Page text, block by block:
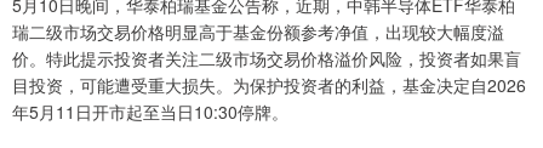
瑞二级市场交易价格明显高于基金份额参考净值，出现较大幅度溢
价。特此提示投资者关注二级市场交易价格溢价风险，投资者如果盲
目投资，可能遭受重大损失。为保护投资者的利益，基金决定自2026
年5月11日开市起至当日10:30停牌。